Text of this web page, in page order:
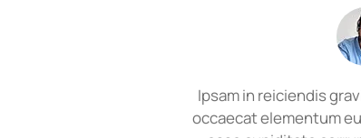
Ipsam in reiciendis
occaecat elementum